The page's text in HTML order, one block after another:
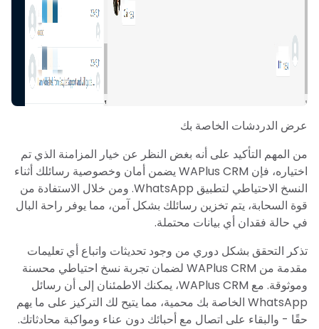
عرض الدردشات الخاصة بك
من المهم التأكيد على أنه بغض النظر عن خيار المزامنة الذي تم
اختياره، فإن WAPlus CRM يضمن أمان وخصوصية رسائلك أثناء
النسخ الاحتياطي لتطبيق WhatsApp. ومن خلال الاستفادة من
قوة السحابة، يتم تخزين رسائلك بشكل آمن، مما يوفر راحة البال
في حالة فقدان أي بيانات محتملة.
تذكر التحقق بشكل دوري من وجود تحديثات واتباع أي تعليمات
مقدمة من WAPlus CRM لضمان تجربة نسخ احتياطي محسنة
وموثوقة. مع WAPlus CRM، يمكنك الاطمئنان إلى أن رسائل
WhatsApp الخاصة بك محمية، مما يتيح لك التركيز على ما يهم
حقًا - والبقاء على اتصال مع أحبائك دون عناء ومواكبة محادثاتك.